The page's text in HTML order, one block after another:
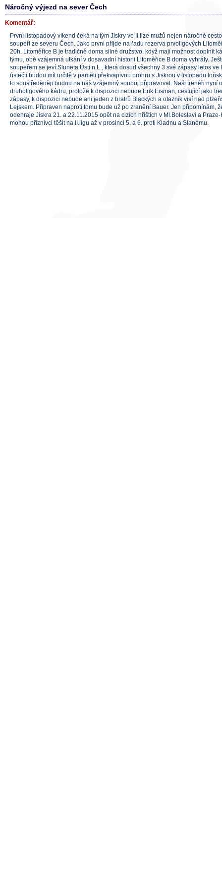
Náročný výjezd na sever Čech
Komentář:
První listopadový víkend čeká na tým Jiskry ve II.lize mužů nejen náročné
soupeři ze severu Čech. Jako první přijde na řadu rezerva prvoligových
20h. Litoměřice B je tradičně doma silné družstvo, když mají možnost doplnit
týmu, obě vzájemná utkání v dosavadní historii Litoměřice B doma vyhrály.
soupeřem se jeví Sluneta Ústí n.L., která dosud všechny 3 své zápasy letos ve
ústečtí budou mít určitě v paměti překvapivou prohru s Jiskrou v listopadu
to soustředěněji budou na náš vzájemný souboj připravovat. Naši trenéři nyní
druholigového kádru, protože k dispozici nebude Erik Eisman, cestující jako
zápasy, k dispozici nebude ani jeden z bratrů Blackých a otazník visí nad
Lejskem. Připraven naproti tomu bude už po zranění Bauer. Jen připomínám,
odehraje Jiskra 21. a 22.11.2015 opět na cizích hřištích v Ml.Boleslavi a
mohou příznivci těšit na II.ligu až v prosinci 5. a 6. proti Kladnu a Slanému.